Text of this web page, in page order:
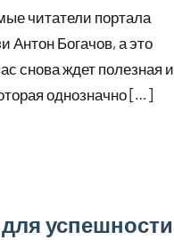
читатели портала
Антон Богачов, а это
снова ждет полезная и
однозначно […]
успешности